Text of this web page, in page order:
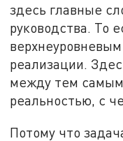
здесь главные
руководства. То
реализации.
между тем
реальностью, с
Потому что